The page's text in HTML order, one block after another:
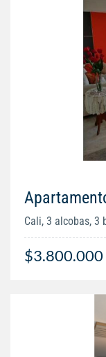
Cali, 3 alcobas, 3
$3.800.000